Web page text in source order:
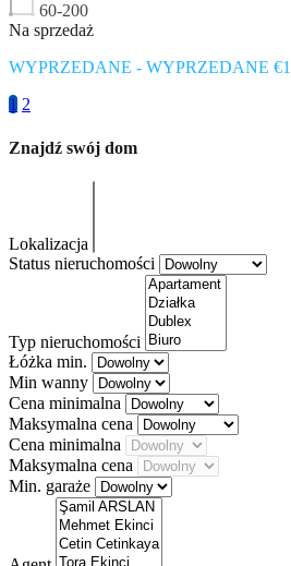
60-200
Na sprzedaż
WYPRZEDANE - WYPRZEDANE €1
1 2
Znajdź swój dom
Lokalizacja
Status nieruchomości
Typ nieruchomości
Łóżka min.
Min wanny
Cena minimalna
Maksymalna cena
Cena minimalna
Maksymalna cena
Min. garaże